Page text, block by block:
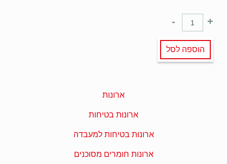
+
-
הוספה לסל
ארונות
ארונות בטיחות
ארונות בטיחות למעבדה
ארונות חומרים מסוכנים